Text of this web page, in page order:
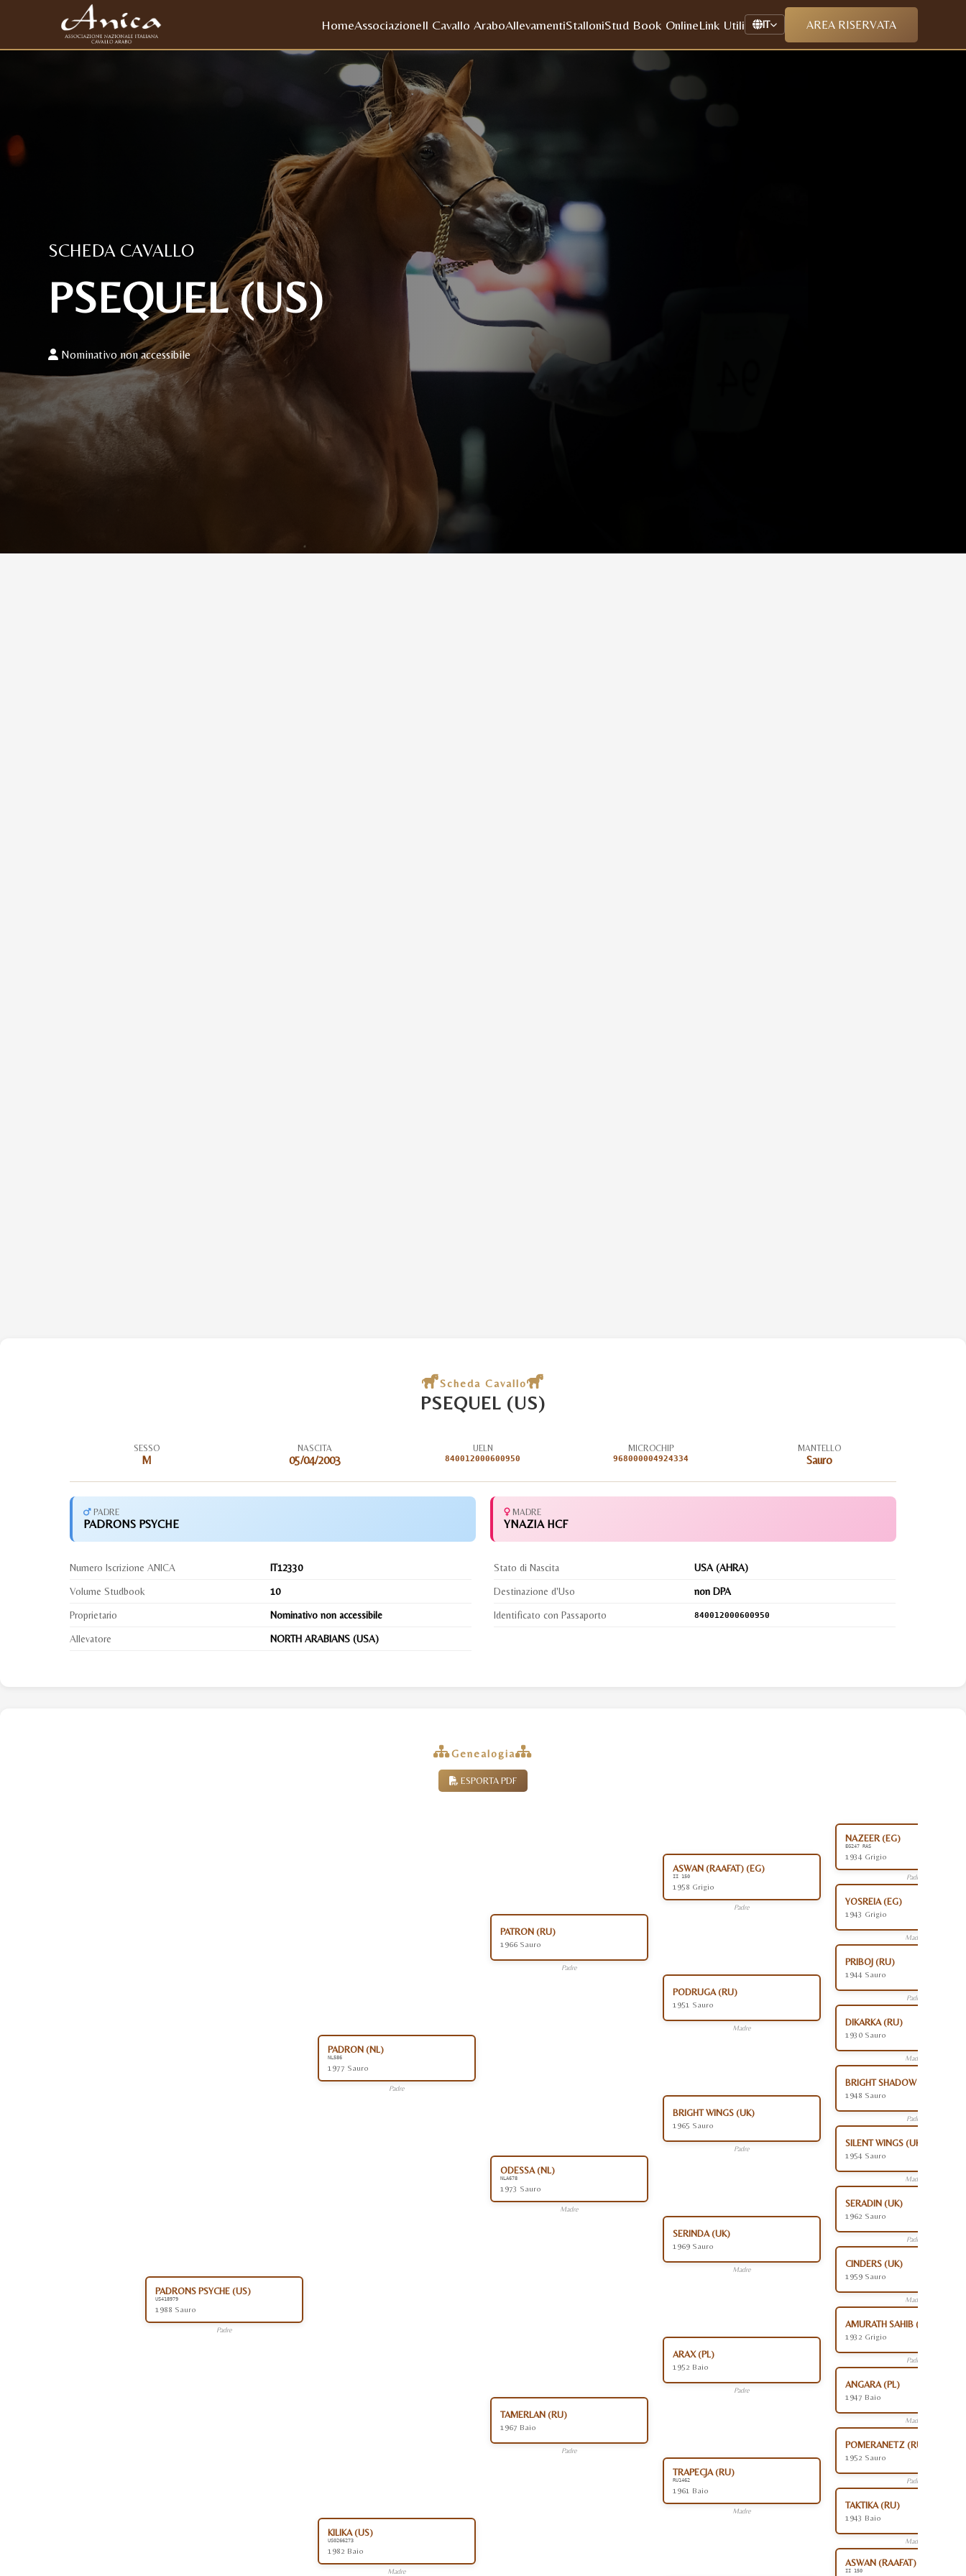
HomeAssociazioneIl Cavallo AraboAllevamentiStalloniStud Book OnlineLink Utili IT AREA RISERVATA
SCHEDA CAVALLO
PSEQUEL (US)
Nominativo non accessibile
Scheda Cavallo
PSEQUEL (US)
SESSO
M
NASCITA
05/04/2003
UELN
840012000600950
MICROCHIP
968000004924334
MANTELLO
Sauro
PADRE
PADRONS PSYCHE
MADRE
YNAZIA HCF
Numero Iscrizione ANICA IT12330
Volume Studbook 10
Proprietario Nominativo non accessibile
Allevatore NORTH ARABIANS (USA)
Stato di Nascita USA (AHRA)
Destinazione d'Uso non DPA
Identificato con Passaporto 840012000600950
Genealogia
ESPORTA PDF
PADRONS PSYCHE (US)
US418979
1988 Sauro
Padre
PADRON (NL)
NL586
1977 Sauro
Padre
PATRON (RU)
1966 Sauro
Padre
ASWAN (RAAFAT) (EG)
II 150
1958 Grigio
Padre
NAZEER (EG)
EG247 RAS
1934 Grigio
Padre
YOSREIA (EG)
1943 Grigio
Madre
PODRUGA (RU)
1951 Sauro
Madre
PRIBOJ (RU)
1944 Sauro
Padre
DIKARKA (RU)
1930 Sauro
Madre
ODESSA (NL)
NLA678
1973 Sauro
Madre
BRIGHT WINGS (UK)
1965 Sauro
Padre
BRIGHT SHADOW (UK)
1948 Sauro
Padre
SILENT WINGS (UK)
1954 Sauro
Madre
SERINDA (UK)
1969 Sauro
Madre
SERADIN (UK)
1962 Sauro
Padre
CINDERS (UK)
1959 Sauro
Madre
KILIKA (US)
US0266273
1982 Baio
Madre
TAMERLAN (RU)
1967 Baio
Padre
ARAX (PL)
1952 Baio
Padre
AMURATH SAHIB (PL)
1932 Grigio
Padre
ANGARA (PL)
1947 Baio
Madre
TRAPECJA (RU)
RU1462
1961 Baio
Madre
POMERANETZ (RU)
1952 Sauro
Padre
TAKTIKA (RU)
1943 Baio
Madre
ASWAN (RAAFAT) (EG)
II 150